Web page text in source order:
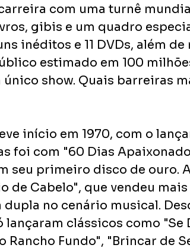
com uma turnê
gibis e um quadro
inéditos e 11 DVDs, além
estimado em 100
único show. Quais barreiras
início em 1970, com o
foi com "60 Dias
seu primeiro disco de ouro.
de Cabelo", que vendeu
no cenário musical.
clássicos como "Se
Rancho Fundo", "Brincar de